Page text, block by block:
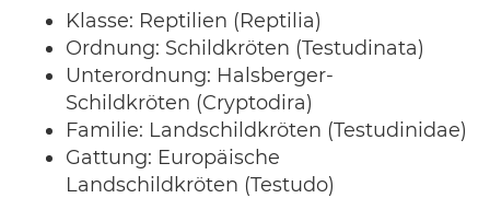
Klasse: Reptilien (Reptilia)
Ordnung: Schildkröten (Testudinata)
Unterordnung: Halsberger-
Schildkröten (Cryptodira)
Familie: Landschildkröten (Testudinidae)
Gattung: Europäische
Landschildkröten (Testudo)